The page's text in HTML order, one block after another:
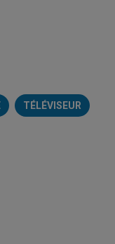
TÉLÉVISEUR